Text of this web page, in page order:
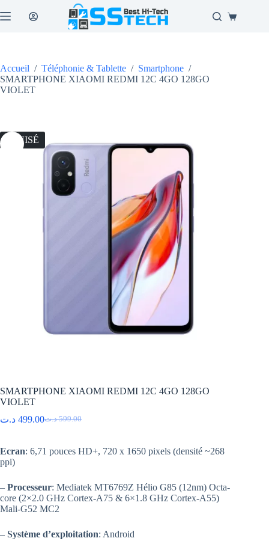
au
Panier
Accueil / Téléphonie & Tablette / Smartphone /
SMARTPHONE XIAOMI REDMI 12C 4GO 128GO
VIOLET
ÉPUISÉ
SMARTPHONE XIAOMI REDMI 12C 4GO 128GO
VIOLET
599.00 د.تLe
était :
499.00 د.ت
Le
est :
Ecran: 6,71 pouces HD+, 720 x 1650 pixels (densité ~268
ppi)
– Processeur: Mediatek MT6769Z Hélio G85 (12nm) Octa-
core (2×2.0 GHz Cortex-A75 & 6×1.8 GHz Cortex-A55)
Mali-G52 MC2
– Système d’exploitation: Android